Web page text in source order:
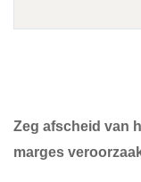
Zeg afscheid van
marges